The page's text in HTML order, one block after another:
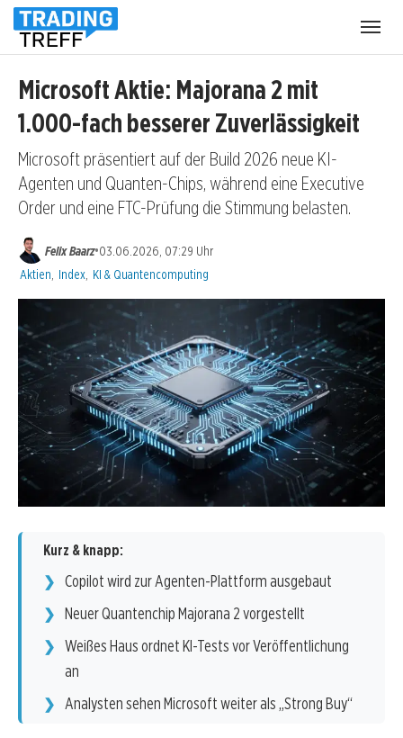
Microsoft Aktie: Majorana 2 mit
1.000-fach besserer Zuverlässigkeit
Microsoft präsentiert auf der Build 2026 neue KI-
Agenten und Quanten-Chips, während eine Executive
Order und eine FTC-Prüfung die Stimmung belasten.
Felix Baarz•03.06.2026, 07:29 Uhr
Kategorien:
Aktien Index KI & Quantencomputing
Kurz & knapp:
Copilot wird zur Agenten-Plattform ausgebaut
Neuer Quantenchip Majorana 2 vorgestellt
Weißes Haus ordnet KI-Tests vor Veröffentlichung
an
Analysten sehen Microsoft weiter als „Strong Buy“